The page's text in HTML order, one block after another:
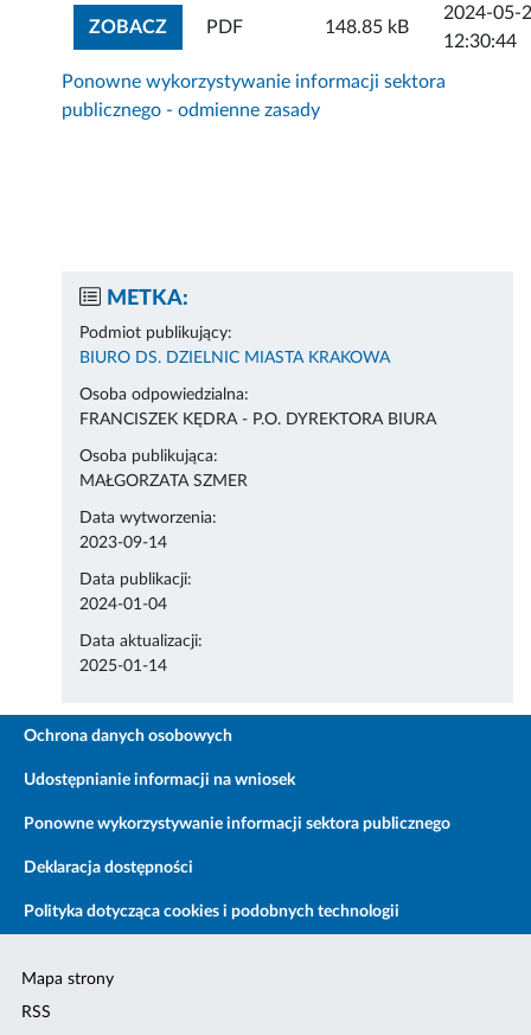
ZOBACZZOBACZ ZAŁĄCZNIK
PDF 148.85 kB
2024-05-
12:30:44
Ponowne wykorzystywanie informacji sektora
publicznego - odmienne zasady
METKA:
Podmiot publikujący:
BIURO DS. DZIELNIC MIASTA KRAKOWA
Osoba odpowiedzialna:
FRANCISZEK KĘDRA - P.O. DYREKTORA BIURA
Osoba publikująca:
MAŁGORZATA SZMER
Data wytworzenia:
2023-09-14
Data publikacji:
2024-01-04
Data aktualizacji:
2025-01-14
Ochrona danych osobowych
Udostępnianie informacji na wniosek
Ponowne wykorzystywanie informacji sektora publicznego
Deklaracja dostępności
Polityka dotycząca cookies i podobnych technologii
Mapa strony
RSS